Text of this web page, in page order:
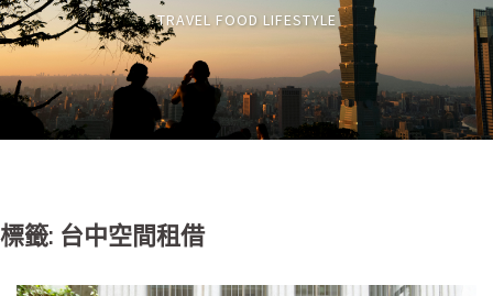
TRAVEL FOOD LIFESTYLE
標籤: 台中空間租借